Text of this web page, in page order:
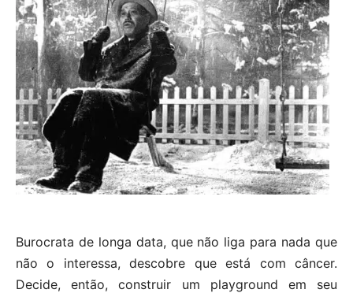
Burocrata de longa data, que não liga para nada que
não o interessa, descobre que está com câncer.
Decide, então, construir um playground em seu